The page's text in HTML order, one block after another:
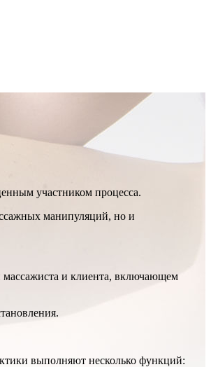
участником процесса.
манипуляций, но и
массажиста и клиента, включающем
выполняют несколько функций: